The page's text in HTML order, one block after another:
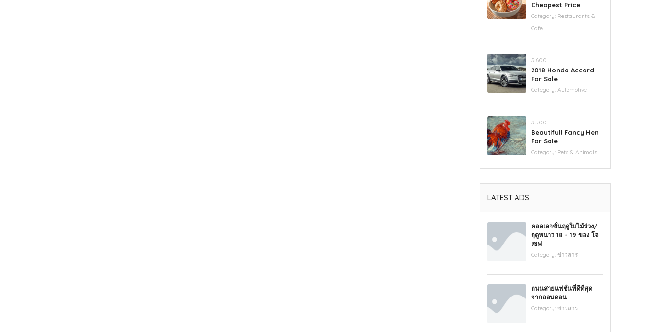
Cheapest Price
Category: Restaurants &
Cafe
$ 600
2018 Honda Accord
For Sale
Category: Automotive
$ 500
Beautifull Fancy Hen
For Sale
Category: Pets & Animals
LATEST ADS
คอลเลกชั่นฤดูใบไม้ร่วง/
ฤดูหนาว 18 – 19 ของ โจ
เซฟ
Category: ข่าวสาร
ถนนสายแฟชั่นที่ดีที่สุด
จากลอนดอน
Category: ข่าวสาร